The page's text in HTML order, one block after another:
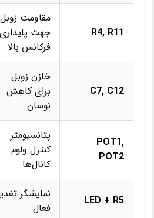
R4, R11
مقاومت زوبل
جهت پایداری
فرکانس بالا
C7, C12
خازن زوبل
برای کاهش
نوسان
POT1,
POT2
پتانسیومتر
کنترل ولوم
کانال‌ها
LED + R5
نمایشگر
فعال